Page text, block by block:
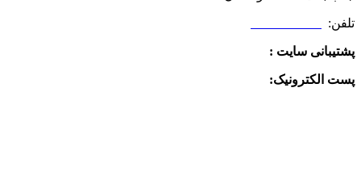
تلفن:
پشتیبانی سایت :
پست الکترونیک: